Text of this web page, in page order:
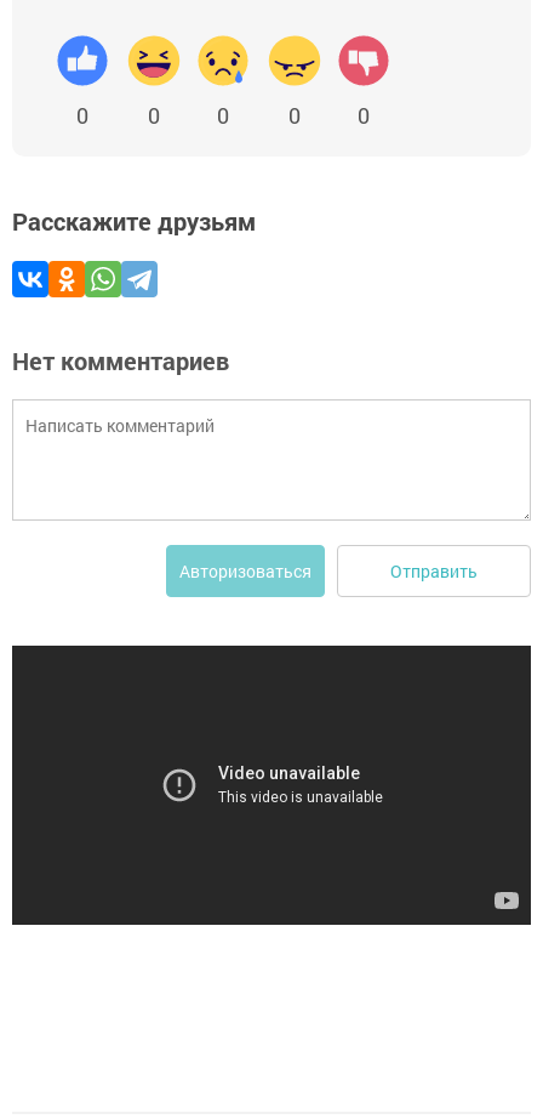
0 0 0 0 0
Расскажите друзьям
Нет комментариев
Авторизоваться Отправить